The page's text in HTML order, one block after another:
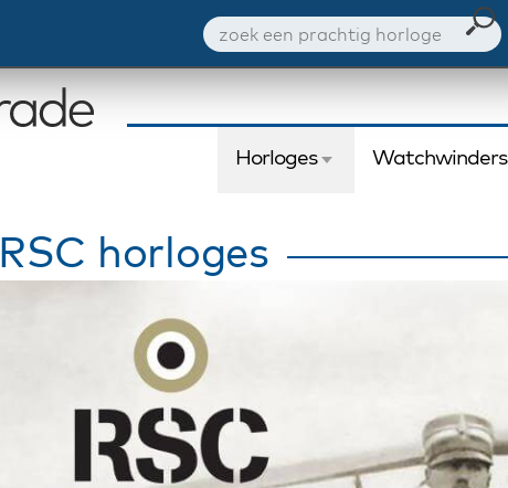
Horloges Watchwinders
RSC horloges